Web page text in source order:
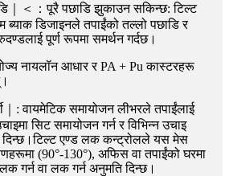
｜＜：पूरै पछाडि झुकाउन सकिन्छ: टिल्ट
डिजाइनले तपाईंको तल्लो पछाडि र
पूर्ण रूपमा समर्थन गर्दछ।
नायलॉन आधार र PA + Pu कास्टरहरू
｜: वायमेटिक समायोजन लीभरले तपाईंलाई
सिट समायोजन गर्न र विभिन्न उचाइ
एण्ड लक कन्ट्रोलले यस मेस
(90°-130°), अफिस वा तपाईंको घरमा
गर्न वा लक गर्न अनुमति दिन्छ।